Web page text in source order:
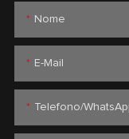
Nome
E-Mail
Telefono/